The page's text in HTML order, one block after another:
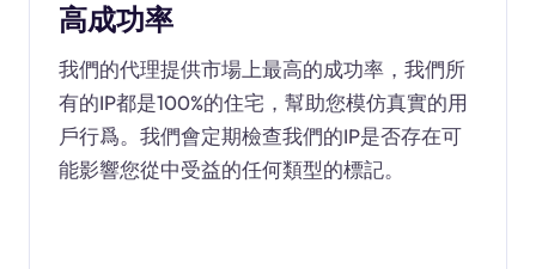
高成功率
我們的代理提供市場上最高的成功率，我們所
有的IP都是100%的住宅，幫助您模仿真實的用
戶行爲。我們會定期檢查我們的IP是否存在可
能影響您從中受益的任何類型的標記。